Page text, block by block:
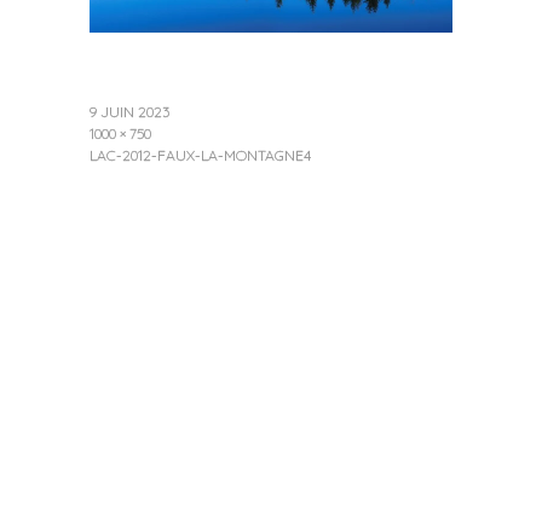
9 JUIN 2023
1000 × 750
LAC-2012-FAUX-LA-MONTAGNE4